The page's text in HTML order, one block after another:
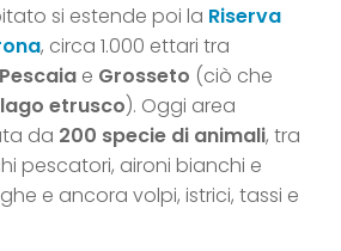
si estende poi la Riserva
, circa 1.000 ettari tra
e Grosseto (ciò che
etrusco). Oggi area
da 200 specie di animali, tra
pescatori, aironi bianchi e
e ancora volpi, istrici, tassi e